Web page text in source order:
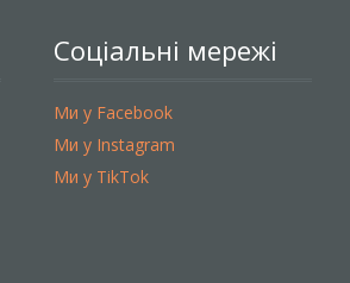
Соціальні мережі
Ми у Facebook
Ми у Instagram
Ми у TikTok